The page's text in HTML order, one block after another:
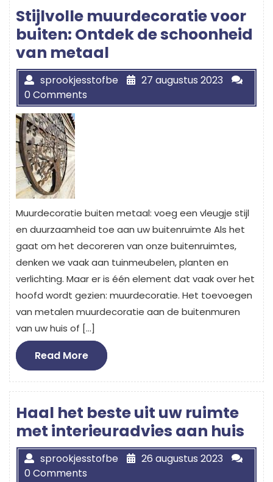
Stijlvolle muurdecoratie voor
buiten: Ontdek de schoonheid
van metaal
sprookjesstofbe
27 augustus 2023
0 Comments
Muurdecoratie buiten metaal: voeg een vleugje stijl
en duurzaamheid toe aan uw buitenruimte Als het
gaat om het decoreren van onze buitenruimtes,
denken we vaak aan tuinmeubelen, planten en
verlichting. Maar er is één element dat vaak over het
hoofd wordt gezien: muurdecoratie. Het toevoegen
van metalen muurdecoratie aan de buitenmuren
van uw huis of […]
Read MoreRead
More
Haal het beste uit uw ruimte
met interieuradvies aan huis
sprookjesstofbe
26 augustus 2023
0 Comments